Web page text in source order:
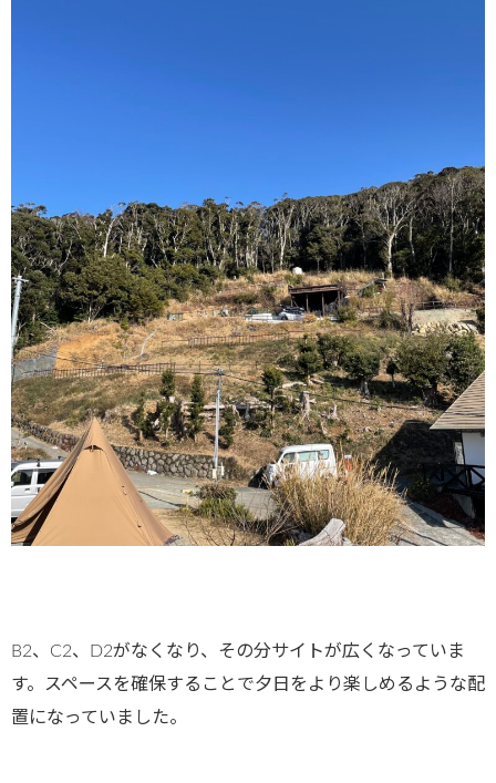
B2、C2、D2がなくなり、その分サイトが広くなっていま
す。スペースを確保することで夕日をより楽しめるような配
置になっていました。